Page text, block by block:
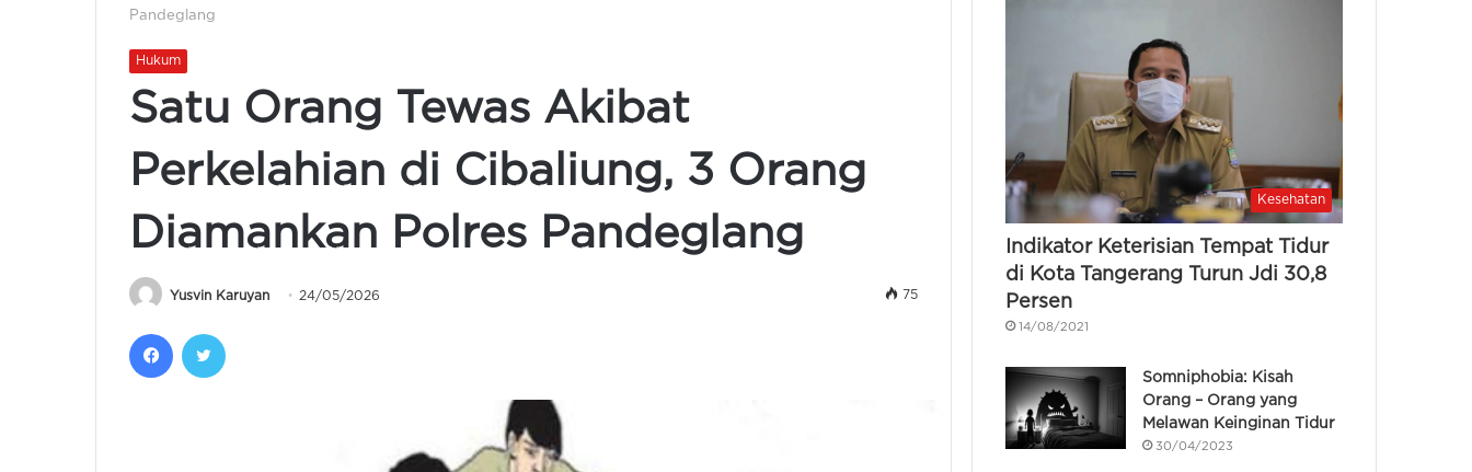
Pandeglang
Hukum
Satu Orang Tewas Akibat
Perkelahian di Cibaliung, 3 Orang
Diamankan Polres Pandeglang
Yusvin Karuyan 24/05/2026 75
Facebook
Kesehatan
Indikator Keterisian Tempat Tidur
di Kota Tangerang Turun Jdi 30,8
Persen
14/08/2021
Somniphobia: Kisah
Orang – Orang yang
Melawan Keinginan Tidur
30/04/2023